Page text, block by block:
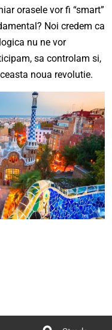
orasele vor fi “smart”
Noi credem ca
nu ne vor
sa controlam si,
noua revolutie.